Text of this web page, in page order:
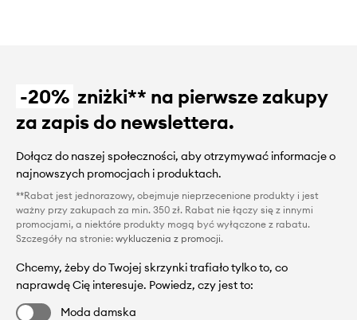
-20% zniżki** na pierwsze zakupy
za zapis do newslettera.
Dołącz do naszej społeczności, aby otrzymywać informacje o
najnowszych promocjach i produktach.
**Rabat jest jednorazowy, obejmuje nieprzecenione produkty i jest
ważny przy zakupach za min. 350 zł. Rabat nie łączy się z innymi
promocjami, a niektóre produkty mogą być wyłączone z rabatu.
Szczegóły na stronie: wykluczenia z promocji.
Chcemy, żeby do Twojej skrzynki trafiało tylko to, co
naprawdę Cię interesuje. Powiedz, czy jest to:
Moda damska